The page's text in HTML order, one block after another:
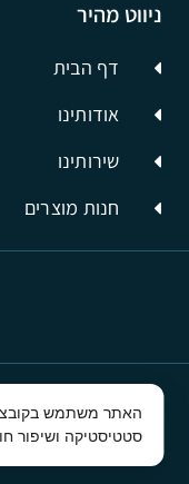
ניווט מהיר
דף הבית
אודותינו
שירותינו
חנות מוצרים
© כל
סטטיסטיקה ושיפור